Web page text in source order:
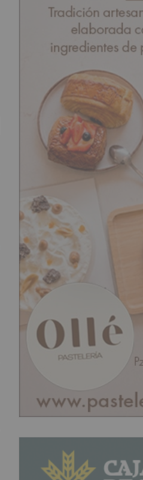
De izqda. a dcha.: la jefa de
Estrella Petrina.